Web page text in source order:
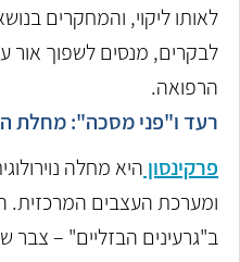
לאותו ליקוי, והמחקרים
לבקרים, מנסים לשפוך אור
הרפואה.
רעד ו"פני מסכה": מחלת
פרקינסון היא מחלה
ומערכת העצבים המרכזית.
ב"גרעינים הבזליים" – צבר